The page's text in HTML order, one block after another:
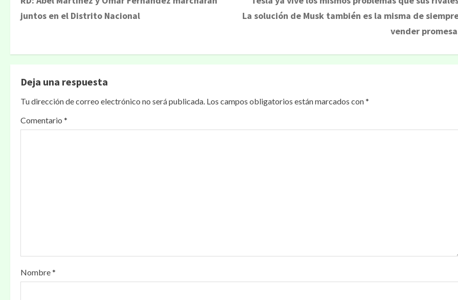
juntos en el Distrito Nacional
La solución de Musk también es la misma de
vender
Deja una respuesta
Tu dirección de correo electrónico no será publicada. Los campos obligatorios están marcados con*
Comentario *
Nombre*